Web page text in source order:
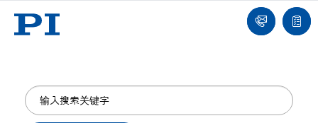
联
系
报
价
们